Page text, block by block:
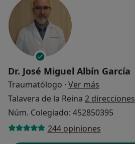
Dr. José Miguel Albín García
Traumatólogo · Ver más
Talavera de la Reina 2 direcciones
Núm. Colegiado: 452850395
244 opiniones